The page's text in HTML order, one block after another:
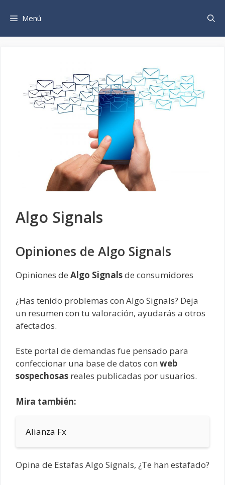
Menú
Algo Signals
Opiniones de Algo Signals
Opiniones de Algo Signalsde consumidores
¿Has tenido problemas con Algo Signals? Deja
un resumen con tu valoración, ayudarás a otros
afectados.
Este portal de demandas fue pensado para
confeccionar una base de datos con web
sospechosas reales publicadas por usuarios.
Mira también:
Alianza Fx
Opina de Estafas Algo Signals, ¿Te han estafado?